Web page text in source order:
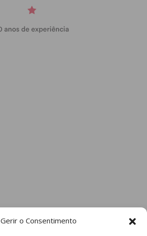
Gerir o Consentimento